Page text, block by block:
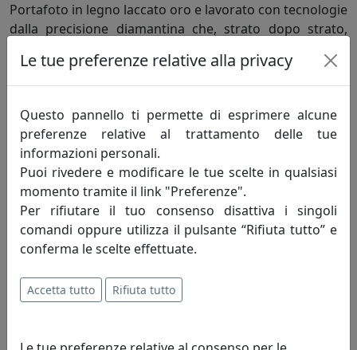
Portafoto in legno laccato oro e lavorato con tecnologie
dalla precisione diamantina che, strato dopo strato,
valorizzare ogni istante della nostra vita.
Informazioni sul brand
Home Decor fatto in Italia. Realizziamo
articoli per la casa e per la tavola che
coniugano la creatività e la tradizione
artigiana con le più avanzate tecnologie
produttive.
quarant’anni. Le nostre radici sono ben salde nella
Le tue preferenze relative alla privacy
Questo pannello ti permette di esprimere alcune
preferenze relative al trattamento delle tue
informazioni personali.
Puoi rivedere e modificare le tue scelte in qualsiasi
momento tramite il link "Preferenze".
Per rifiutare il tuo consenso disattiva i singoli
comandi oppure utilizza il pulsante “Rifiuta tutto” e
conferma le scelte effettuate.
Accetta tutto Rifiuta tutto